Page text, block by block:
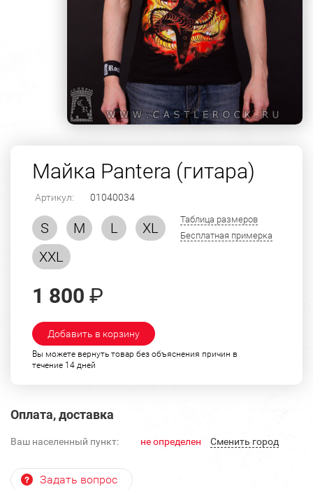
Майка Pantera (гитара)
Артикул: 01040034
S M L
XL
XXL
Таблица размеров
Бесплатная примерка
1 800 ₽
Добавить в корзину
Вы можете вернуть товар без объяснения причин в
течение 14 дней
Оплата, доставка
Ваш населенный пункт: не определен Cменить город
Задать вопрос